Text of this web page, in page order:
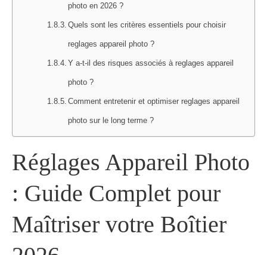
photo en 2026 ?
Quels sont les critères essentiels pour choisir
reglages appareil photo ?
Y a-t-il des risques associés à reglages appareil
photo ?
Comment entretenir et optimiser reglages appareil
photo sur le long terme ?
Réglages Appareil Photo
: Guide Complet pour
Maîtriser votre Boîtier